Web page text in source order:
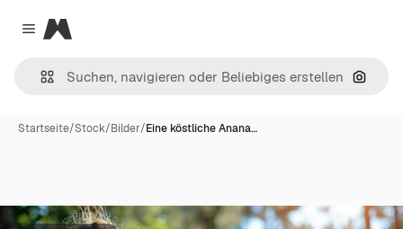
Close menu
Magnific
Nach
Startseite/Stock/Bilder/Eine köstliche Anana…